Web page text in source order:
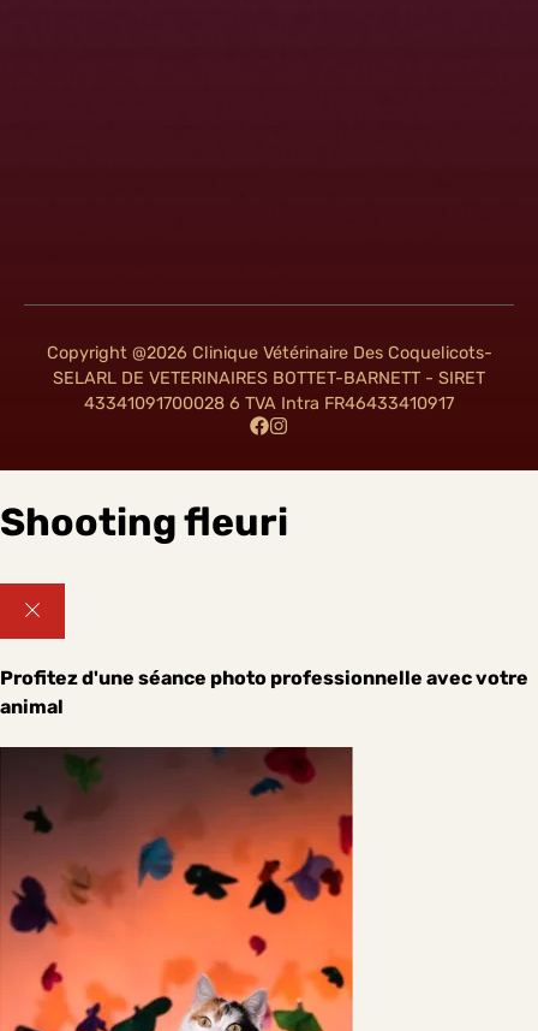
Copyright @2026 Clinique Vétérinaire Des Coquelicots-
SELARL DE VETERINAIRES BOTTET-BARNETT - SIRET
43341091700028 6 TVA Intra FR46433410917
Shooting fleuri
Profitez d'une séance photo professionnelle avec votre
animal